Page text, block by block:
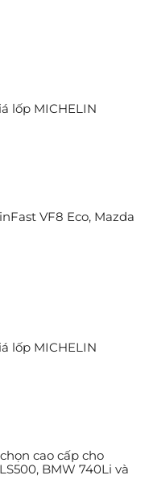
lốp MICHELIN
VF8 Eco, Mazda
lốp MICHELIN
cao cấp cho
BMW 740Li và